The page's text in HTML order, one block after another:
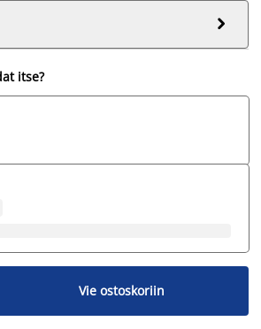

itse?
Vie ostoskoriin